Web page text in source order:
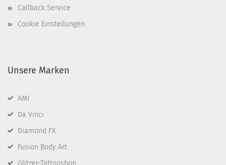
Callback Service
Cookie Einstellungen
Unsere Marken
AMI
Da Vinci
Diamond FX
Fusion Body Art
Glitzer-Tattooshop